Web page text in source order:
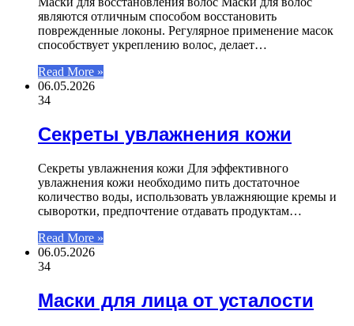
являются отличным способом восстановить
поврежденные локоны. Регулярное применение масок
способствует укреплению волос, делает…
Read More »
06.05.2026
34
Секреты увлажнения кожи
Секреты увлажнения кожи Для эффективного
увлажнения кожи необходимо пить достаточное
количество воды, использовать увлажняющие кремы и
сыворотки, предпочтение отдавать продуктам…
Read More »
06.05.2026
34
Маски для лица от усталости